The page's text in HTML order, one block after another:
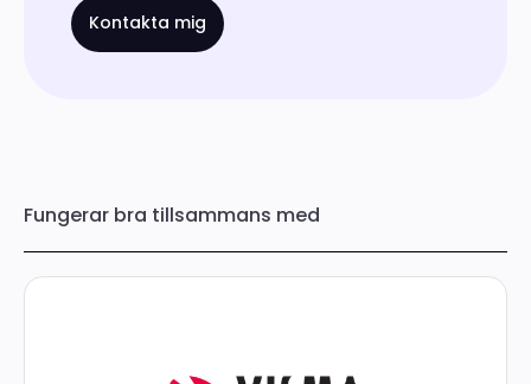
Fungerar bra tillsammans med